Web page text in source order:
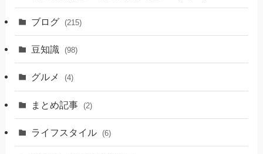
ブログ (215)
豆知識 (98)
グルメ (4)
まとめ記事 (2)
ライフスタイル (6)